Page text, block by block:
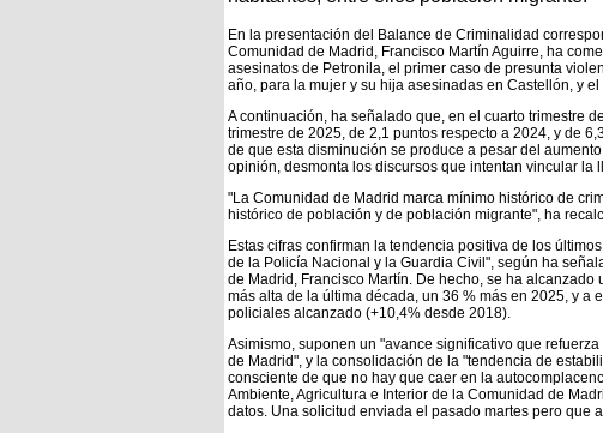
En la presentación del Balance de Criminalidad
Comunidad de Madrid, Francisco Martín Aguirre, ha
asesinatos de Petronila, el primer caso de presunta
año, para la mujer y su hija asesinadas en Castellón, y
A continuación, ha señalado que, en el cuarto trimestre
trimestre de 2025, de 2,1 puntos respecto a 2024, y de
de que esta disminución se produce a pesar del
opinión, desmonta los discursos que intentan vincular la
"La Comunidad de Madrid marca mínimo histórico de
histórico de población y de población migrante", ha
Estas cifras confirman la tendencia positiva de los
de la Policía Nacional y la Guardia Civil", según ha
de Madrid, Francisco Martín. De hecho, se ha
más alta de la última década, un 36 % más en 2025, y a
policiales alcanzado (+10,4% desde 2018).
Asimismo, suponen un "avance significativo que
de Madrid", y la consolidación de la "tendencia de
consciente de que no hay que caer en la
Ambiente, Agricultura e Interior de la Comunidad de
datos. Una solicitud enviada el pasado martes pero que